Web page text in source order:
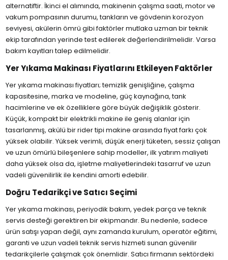
alternatiftir. İkinci el alımında, makinenin çalışma saati, motor ve
vakum pompasının durumu, tankların ve gövdenin korozyon
seviyesi, akülerin ömrü gibi faktörler mutlaka uzman bir teknik
ekip tarafından yerinde test edilerek değerlendirilmelidir. Varsa
bakım kayıtları talep edilmelidir.
Yer Yıkama Makinası Fiyatlarını Etkileyen Faktörler
Yer yıkama makinası fiyatları; temizlik genişliğine, çalışma
kapasitesine, marka ve modeline, güç kaynağına, tank
hacimlerine ve ek özelliklere göre büyük değişiklik gösterir.
Küçük, kompakt bir elektrikli makine ile geniş alanlar için
tasarlanmış, akülü bir rider tipi makine arasında fiyat farkı çok
yüksek olabilir. Yüksek verimli, düşük enerji tüketen, sessiz çalışan
ve uzun ömürlü bileşenlere sahip modeller, ilk yatırım maliyeti
daha yüksek olsa da, işletme maliyetlerindeki tasarruf ve uzun
vadeli güvenilirlik ile kendini amorti edebilir.
Doğru Tedarikçi ve Satıcı Seçimi
Yer yıkama makinası, periyodik bakım, yedek parça ve teknik
servis desteği gerektiren bir ekipmandır. Bu nedenle, sadece
ürün satışı yapan değil, aynı zamanda kurulum, operatör eğitimi,
garanti ve uzun vadeli teknik servis hizmeti sunan güvenilir
tedarikçilerle çalışmak çok önemlidir. Satıcı firmanın sektördeki